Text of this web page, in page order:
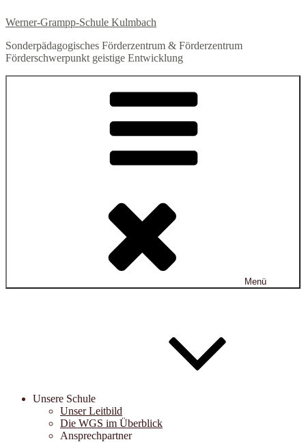
Inhalt
Werner-Grampp-Schule Kulmbach
Sonderpädagogisches Förderzentrum & Förderzentrum
Förderschwerpunkt geistige Entwicklung
Menü
Unsere Schule
Unser Leitbild
Die WGS im Überblick
Ansprechpartner